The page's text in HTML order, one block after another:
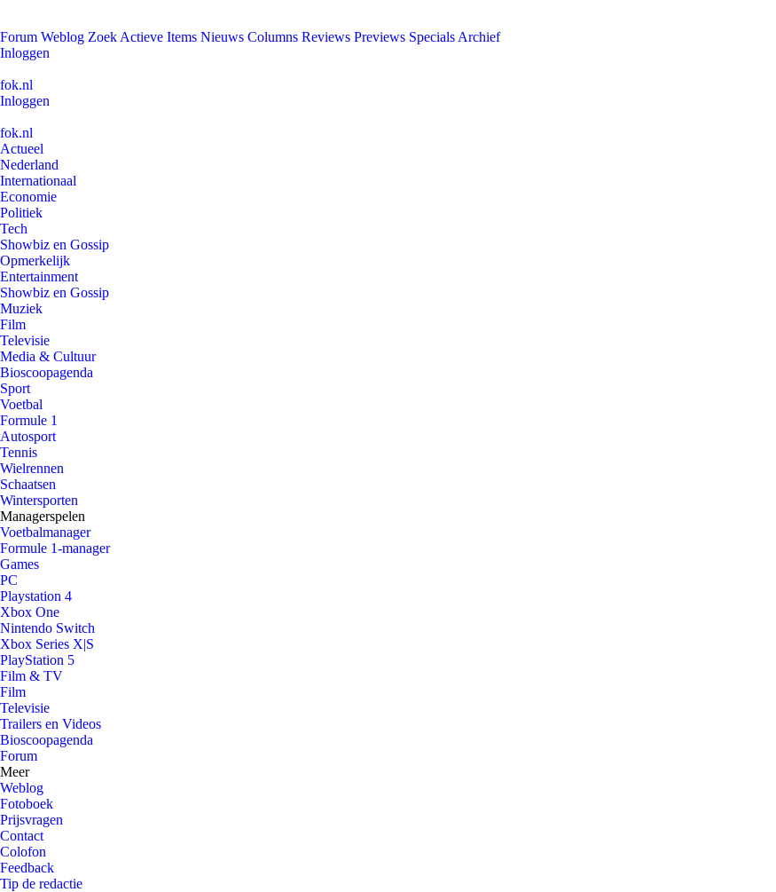
Forum Weblog Zoek Actieve Items Nieuws Columns Reviews Previews Specials Archief
Inloggen
fok.nl
Inloggen
fok.nl
Actueel
Nederland
Internationaal
Economie
Politiek
Tech
Showbiz en Gossip
Opmerkelijk
Entertainment
Showbiz en Gossip
Muziek
Film
Televisie
Media & Cultuur
Bioscoopagenda
Sport
Voetbal
Formule 1
Autosport
Tennis
Wielrennen
Schaatsen
Wintersporten
Managerspelen
Voetbalmanager
Formule 1-manager
Games
PC
Playstation 4
Xbox One
Nintendo Switch
Xbox Series X|S
PlayStation 5
Film & TV
Film
Televisie
Trailers en Videos
Bioscoopagenda
Forum
Meer
Weblog
Fotoboek
Prijsvragen
Contact
Colofon
Feedback
Tip de redactie